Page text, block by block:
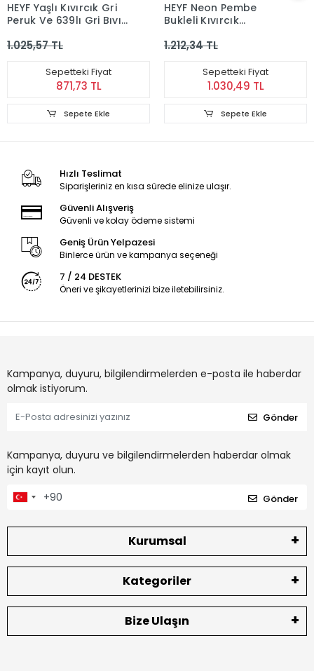
HEYF Yaşlı Kıvırcık Gri
Peruk Ve 639lı Gri Bıyık
1.025,57 TL
Sepetteki Fiyat
871,73 TL
Sepete Ekle
HEYF Neon Pembe
Bukleli Kıvırcık
Astarlı
1.212,34 TL
Sepetteki Fiyat
1.030,49 TL
Sepete Ekle
Hızlı Teslimat
Siparişleriniz en kısa sürede elinize ulaşır.
Güvenli Alışveriş
Güvenli ve kolay ödeme sistemi
Geniş Ürün Yelpazesi
Binlerce ürün ve kampanya seçeneği
7 / 24 DESTEK
Öneri ve şikayetlerinizi bize iletebilirsiniz.
Kampanya, duyuru, bilgilendirmelerden e-posta ile haberdar
olmak istiyorum.
Gönder
Kampanya, duyuru ve bilgilendirmelerden haberdar olmak
için kayıt olun.
Gönder
Kurumsal
Kategoriler
Bize Ulaşın